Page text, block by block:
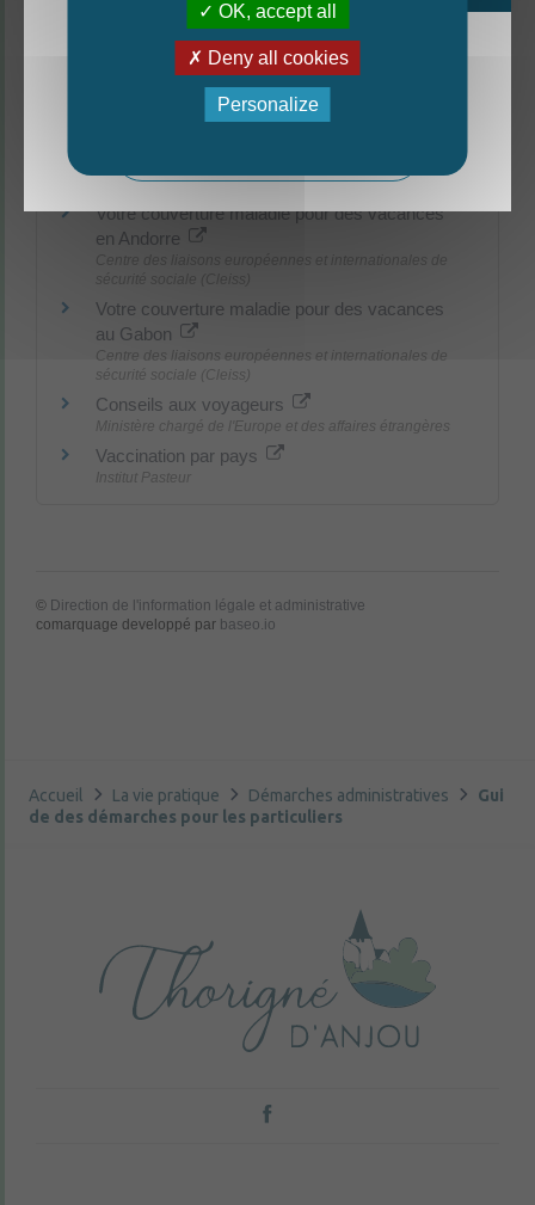
Carte européenne d'assurance maladie
Votre couverture maladie lorsque vous partez
en vacances à l'étranger
Centre des liaisons européennes et internationales de
Commission européenne
Votre couverture maladie pour des vacances
en Andorre
Votre couverture maladie pour des vacances
au Gabon
Centre des liaisons européennes et internationales de
sécurité sociale (Cleiss)
Conseils aux voyageurs
Ministère chargé de l'Europe et des affaires étrangères
Vaccination par pays
Institut Pasteur
© Direction de l'information légale et administrative
comarquage developpé par baseo.io
Accueil La vie pratique Démarches administratives
Gui
de des démarches pour les particuliers
La nouvelle édition du Mag est arrivée!
OK, accept all
Deny all cookies
Personalize